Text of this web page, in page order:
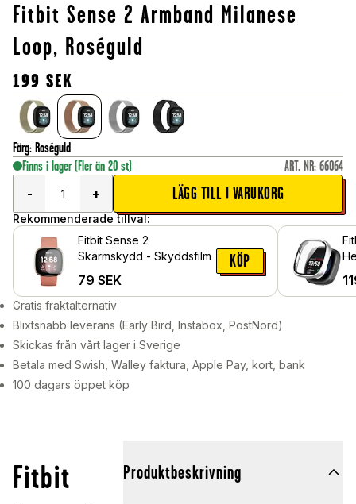
Fitbit Sense 2 Armband Milanese
Loop, Roséguld
199 SEK
Färg: Roséguld
Finns i lager (Fler än 20 st) ART. NR: 66064
-
+ LÄGG TILL I VARUKORG
Rekommenderade tillval:
Fitbit Sense 2
Skärmskydd - Skyddsfilm
79 SEK
KÖP
Gratis fraktalternativ
Blixtsnabb leverans (Early Bird, Instabox, PostNord)
Skickas från vårt lager i Sverige
Betala med Swish, Walley faktura, Apple Pay, kort, bank
100 dagars öppet köp
Fitbit
Produktbeskrivning